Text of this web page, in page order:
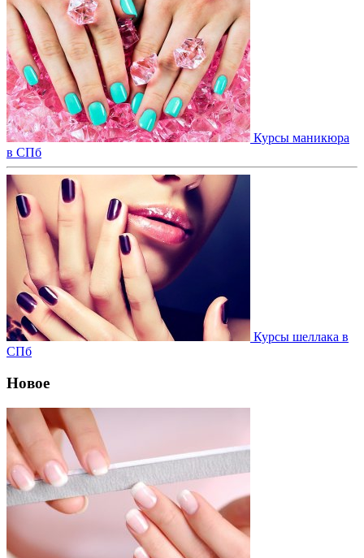
Курсы маникюра
в СПб
Курсы шеллака в
СПб
Новое